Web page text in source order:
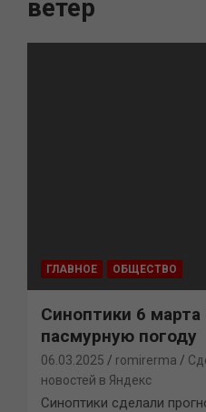
ветер
ГЛАВНОЕ ОБЩЕСТВО
Синоптики 6
пасмурную погоду
06.03.2025 romirerma
новостей в Яндекс
Синоптики сделали